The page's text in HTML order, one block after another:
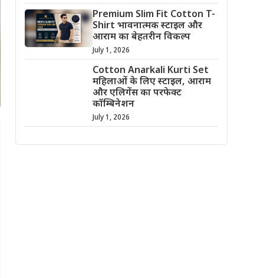
Premium Slim Fit Cotton T-
Shirt भावनात्मक स्टाइल और
आराम का बेहतरीन विकल्प
July 1, 2026
Cotton Anarkali Kurti Set
महिलाओं के लिए स्टाइल, आराम
और एलिगेंस का परफेक्ट
कॉम्बिनेशन
July 1, 2026